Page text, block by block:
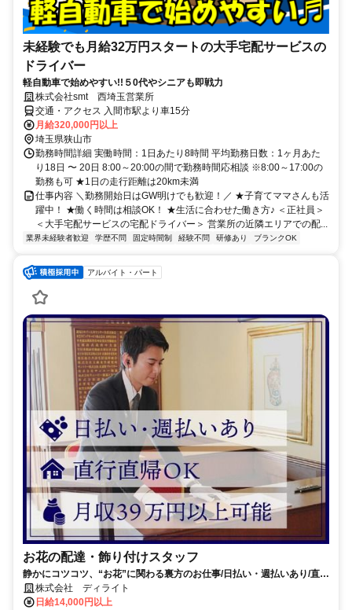
未経験でも月給32万円スタートの大手宅配サービスの
ドライバー
軽自動車で始めやすい!!５0代やシニアも即戦力
株式会社smt 西埼玉営業所
交通・アクセス 入間市駅より車15分
月給320,000円以上
埼玉県狭山市
勤務時間詳細 実働時間：1日あたり8時間 平均勤務日数：1ヶ月あた
り18日 〜 20日 8:00～20:00の間で勤務時間応相談 ※8:00～17:00の
勤務も可 ★1日の走行距離は20km未満
仕事内容 ＼勤務開始日はGW明けでも歓迎！／ ★子育てママさんも活
躍中！ ★働く時間は相談OK！ ★生活に合わせた働き方♪ ＜正社員＞
＜大手宅配サービスの宅配ドライバー＞ 営業所の近隣エリアでの配...
業界未経験者歓迎 学歴不問 固定時間制 経験不問 研修あり ブランクOK
アルバイト・パート
お花の配達・飾り付けスタッフ
静かにコツコツ、“お花”に関わる裏方のお仕事/日払い・週払いあり/直行
直帰可
株式会社 ディライト
日給14,000円以上